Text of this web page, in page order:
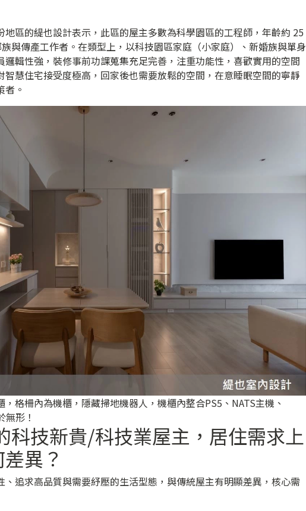
區的緹也設計表示，此區的屋主多數為科學園區的工程師，年齡約 25
與傳產工作者。在類型上，以科技園區家庭（小家庭）、新婚族與單身
輯性強，裝修事前功課蒐集充足完善，注重功能性，喜歡實用的空間
慧住宅接受度極高，回家後也需要放鬆的空間，在意睡眠空間的寧靜
者。
格柵內為機櫃，隱藏掃地機器人，機櫃內整合PS5、NATS主機、
形！
科技新貴/科技業屋主，居住需求上
異？
追求高品質與需要紓壓的生活型態，與傳統屋主有明顯差異，核心需